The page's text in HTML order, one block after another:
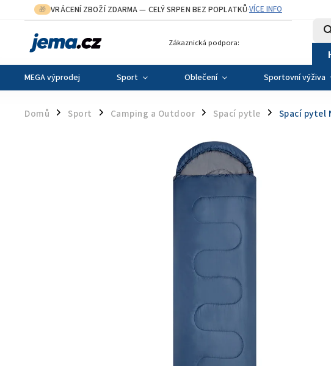
🎁 VRÁCENÍ ZBOŽÍ ZDARMA— CELÝ SRPEN BEZ POPLATKŮ·VÍCE INFO
Zákaznická podpora:
MEGA výprodej Sport Oblečení Sportovní výživa
Domů / Sport / Camping a Outdoor / Spací pytle / Spací pytel